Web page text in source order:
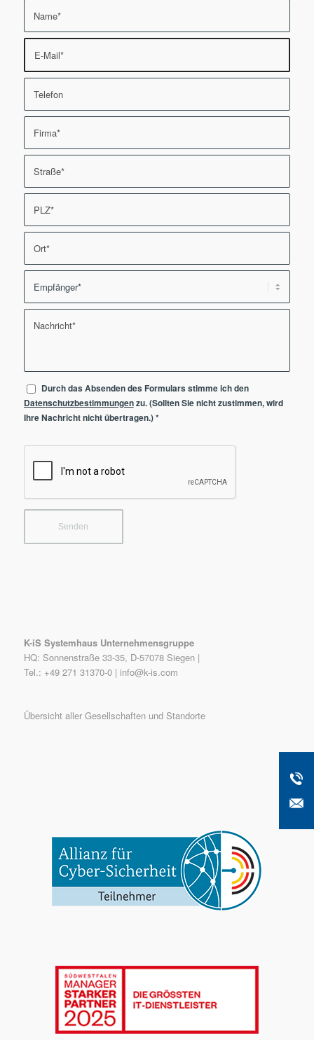
Durch das Absenden des Formulars stimme ich den
Datenschutzbestimmungenzu. (Sollten Sie nicht zustimmen, wird
Ihre Nachricht nicht übertragen.)*
K-iS Systemhaus Unternehmensgruppe
HQ: Sonnenstraße 33-35, D-57078 Siegen |
Tel.: +49 271 31370-0 | info@k-is.com
Übersicht aller Gesellschaften und Standorte